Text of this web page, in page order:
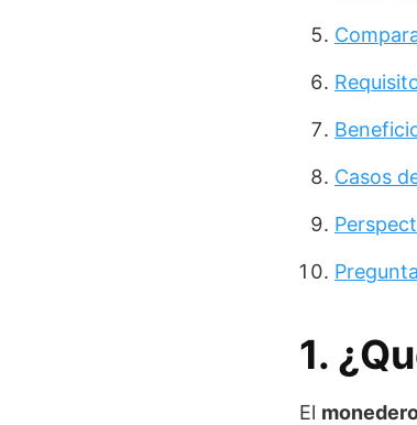
Casos
1.
El